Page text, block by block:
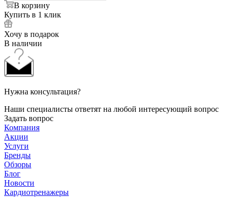
В корзину
Купить в 1 клик
Хочу в подарок
В наличии
Нужна консультация?
Наши специалисты ответят на любой интересующий вопрос
Задать вопрос
Компания
Акции
Услуги
Бренды
Обзоры
Блог
Новости
Кардиотренажеры